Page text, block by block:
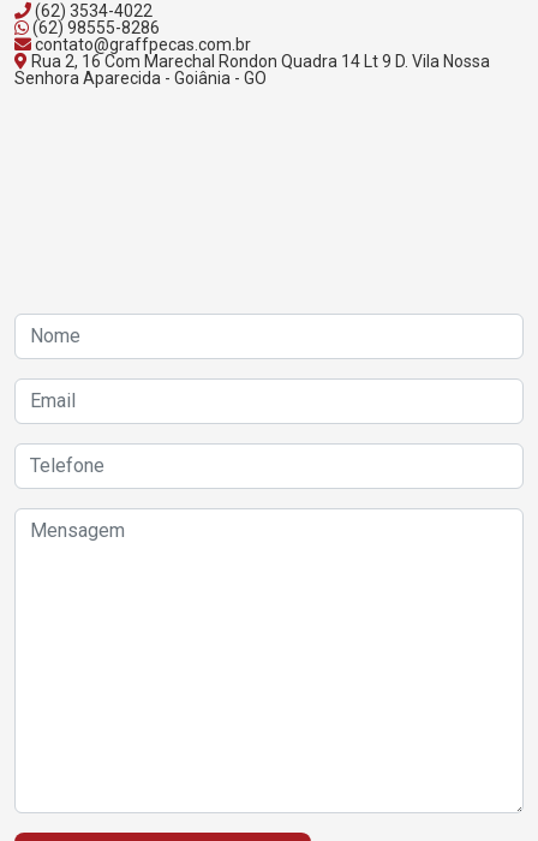
(62) 3534-4022
(62) 98555-8286
contato@graffpecas.com.br
Rua 2, 16 Com Marechal Rondon Quadra 14 Lt 9 D. Vila Nossa
Senhora Aparecida - Goiânia - GO